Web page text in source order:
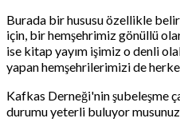
Burada bir hususu özellikle
için, bir hemşehrimiz gönüllü
ise kitap yayım işimiz o denli
yapan hemşehrilerimizi de
Kafkas Derneği'nin şubeleşme
durumu yeterli buluyor